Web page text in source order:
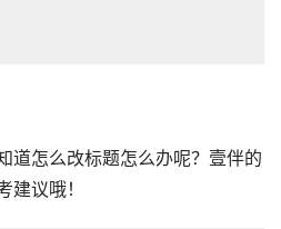
道怎么改标题怎么办呢？壹伴的
建议哦！